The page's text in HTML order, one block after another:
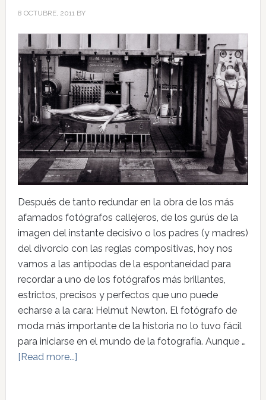
8 OCTUBRE, 2011 BY
Después de tanto redundar en la obra de los más
afamados fotógrafos callejeros, de los gurús de la
imagen del instante decisivo o los padres (y madres)
del divorcio con las reglas compositivas, hoy nos
vamos a las antípodas de la espontaneidad para
recordar a uno de los fotógrafos más brillantes,
estrictos, precisos y perfectos que uno puede
echarse a la cara: Helmut Newton. El fotógrafo de
moda más importante de la historia no lo tuvo fácil
para iniciarse en el mundo de la fotografía. Aunque …
[Read more...]